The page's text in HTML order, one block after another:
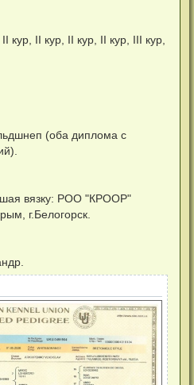
II кур, II кур, II кур, III кур,
(оба диплома с
вязку: РОО "КРООР"
г.Белогорск.